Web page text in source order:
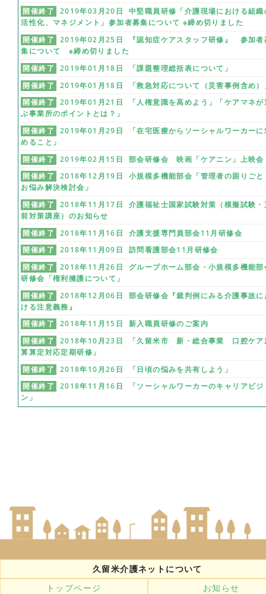
開催終了
2019年03月20日 中堅職員研修「介護現場における組織
活性化、マネジメント」参加者募集について ※締め切りました
開催終了
2019年02月25日 『認知症ケアスタッフ研修』 参加者
集について ※締め切りました
開催終了
2019年01月18日 「課題整理総括表について」
開催終了
2019年01月18日 「救急対応について（災害事例含め）
開催終了
2019年01月21日 「人権意識を高めよう」「ケアマネが
ぶ事業所のポイントとは？」
開催終了
2019年01月29日 「在宅医療からソーシャルワーカーに
めること」
開催終了
2019年02月15日 部会研修会 映画「ケアニン」上映会
開催終了
2018年12月19日 小規模多機能部会「管理者の困りごと
お悩み解決検討会」
開催終了
2018年11月17日 介護福祉士国家試験対策（模擬試験・
前対策講座）のお知らせ
開催終了
2018年11月16日 介護支援専門員部会11月研修会
開催終了
2018年11月09日 訪問看護部会11月研修会
開催終了
2018年11月26日 グループホーム部会・小規模多機能部
研修会「権利擁護について」
開催終了
2018年12月06日 部会研修会『裁判例にみる介護事故に
ける注意義務』
開催終了
2018年11月15日 新入職員研修のご案内
開催終了
2018年10月23日 「久留米市 新・総合事業 口腔ケア
算算定対応定期研修」
開催終了
2018年10月26日 「日頃の悩みを共有しよう」
開催終了
2018年11月16日 「ソーシャルワーカーのキャリアビジ
ン」
久留米介護ネットについて
トップページ
お知らせ